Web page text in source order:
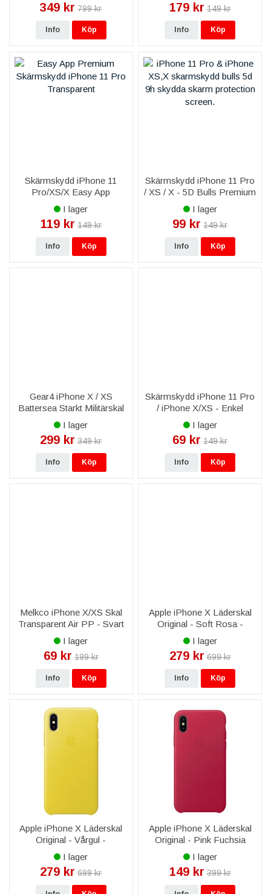
349 kr 799 kr
Info Köp
179 kr 149 kr
Info Köp
Skärmskydd iPhone 11
Pro/XS/X Easy App
Premium - Transparent
I lager
119 kr 149 kr
Info Köp
Skärmskydd iPhone 11 Pro
/ XS / X - 5D Bulls Premium
I lager
99 kr 149 kr
Info Köp
Gear4 iPhone X / XS
Battersea Starkt Militärskal
I lager
299 kr 349 kr
Info Köp
Skärmskydd iPhone 11 Pro
/ iPhone X/XS - Enkel
applicering
I lager
69 kr 149 kr
Info Köp
Melkco iPhone X/XS Skal
Transparent Air PP - Svart
I lager
69 kr 199 kr
Info Köp
Apple iPhone X Läderskal
Original - Soft Rosa -
MRGH2ZM/A
I lager
279 kr 699 kr
Info Köp
Apple iPhone X Läderskal
Original - Vårgul -
MRGJ2ZM/A
I lager
279 kr 699 kr
Apple iPhone X Läderskal
Original - Pink Fuchsia
I lager
149 kr 399 kr